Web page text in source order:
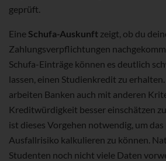
geprüft.
Eine Schufa-Auskunft zeigt, ob du
Zahlungsverpflichtungen
Schufa-Einträge können es deutlich
lassen, einen Studienkredit zu
arbeiten Banken auch mit anderen
Kreditwürdigkeit besser einschätzen
ist dieses Vorgehen notwendig, um
Ausfallrisiko kalkulieren zu können.
Studenten noch nicht viele Daten